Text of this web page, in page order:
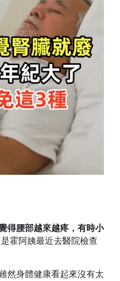
得腰部越來越疼，有時小
霍阿姨最近去醫院檢查
然身體健康看起來沒有太